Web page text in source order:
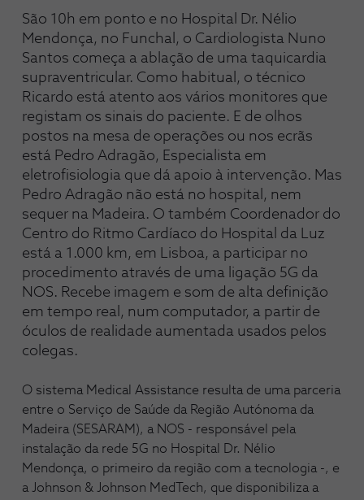
São 10h em ponto e no Hospital Dr. Nélio
Mendonça, no Funchal, o Cardiologista Nuno
Santos começa a ablação de uma taquicardia
supraventricular. Como habitual, o técnico
Ricardo está atento aos vários monitores que
registam os sinais do paciente. E de olhos
postos na mesa de operações ou nos ecrãs
está Pedro Adragão, Especialista em
eletrofisiologia que dá apoio à intervenção. Mas
Pedro Adragão não está no hospital, nem
sequer na Madeira. O também Coordenador do
Centro do Ritmo Cardíaco do Hospital da Luz
está a 1.000 km, em Lisboa, a participar no
procedimento através de uma ligação 5G da
NOS. Recebe imagem e som de alta definição
em tempo real, num computador, a partir de
óculos de realidade aumentada usados pelos
colegas.
O sistema Medical Assistance resulta de uma parceria
entre o Serviço de Saúde da Região Autónoma da
Madeira (SESARAM), a NOS - responsável pela
instalação da rede 5G no Hospital Dr. Nélio
Mendonça, o primeiro da região com a tecnologia -, e
a Johnson & Johnson MedTech, que disponibiliza a